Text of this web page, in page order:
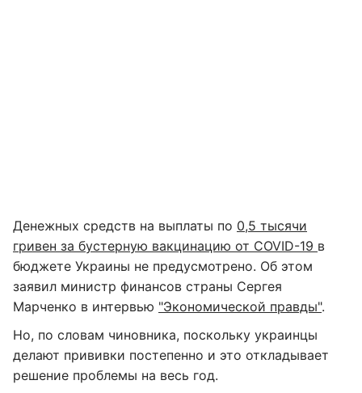
Денежных средств на выплаты по 0,5 тысячи
гривен за бустерную вакцинацию от COVID-19 в
бюджете Украины не предусмотрено. Об этом
заявил министр финансов страны Сергея
Марченко в интервью "Экономической правды".
Но, по словам чиновника, поскольку украинцы
делают прививки постепенно и это откладывает
решение проблемы на весь год.